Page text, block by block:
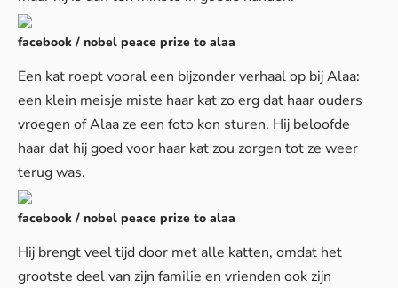
facebook / nobel peace prize to alaa
Een kat roept vooral een bijzonder verhaal op bij Alaa:
een klein meisje miste haar kat zo erg dat haar ouders
vroegen of Alaa ze een foto kon sturen. Hij beloofde
haar dat hij goed voor haar kat zou zorgen tot ze weer
terug was.
facebook / nobel peace prize to alaa
Hij brengt veel tijd door met alle katten, omdat het
grootste deel van zijn familie en vrienden ook zijn